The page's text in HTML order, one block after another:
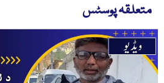
متعلقہ پوسٹس